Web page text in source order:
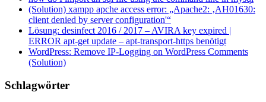
(Solution) xampp apche access error: „Apache2: ‚AH01630:
client denied by server configuration'“
Lösung: desinfect 2016 / 2017 – AVIRA key expired |
ERROR apt-get update – apt-transport-https benötigt
WordPress: Remove IP-Logging on WordPress Comments
(Solution)
Schlagwörter